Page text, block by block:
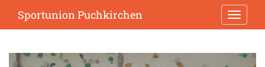
i
Sportunion Puchkirchen